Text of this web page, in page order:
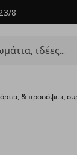
8
& προσόψεις